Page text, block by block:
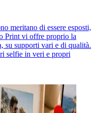
meritano di essere esposti,
Print vi offre proprio la
su supporti vari e di qualità.
selfie in veri e propri